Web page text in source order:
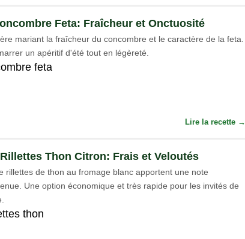
Feta: Fraîcheur et Onctuosité
mariant la fraîcheur du concombre et le caractère de la feta.
un apéritif d'été tout en légèreté.
feta
Lire la recette →
Thon Citron: Frais et Veloutés
rillettes de thon au fromage blanc apportent une note
Une option économique et très rapide pour les invités de
thon